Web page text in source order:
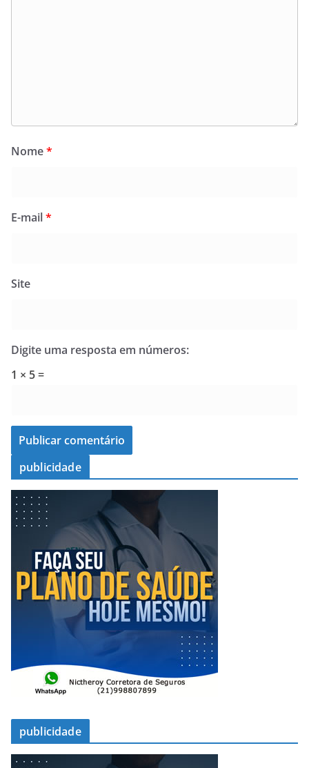
Nome*
E-mail*
Site
Digite uma resposta em números:
1 × 5 =
publicidade
publicidade